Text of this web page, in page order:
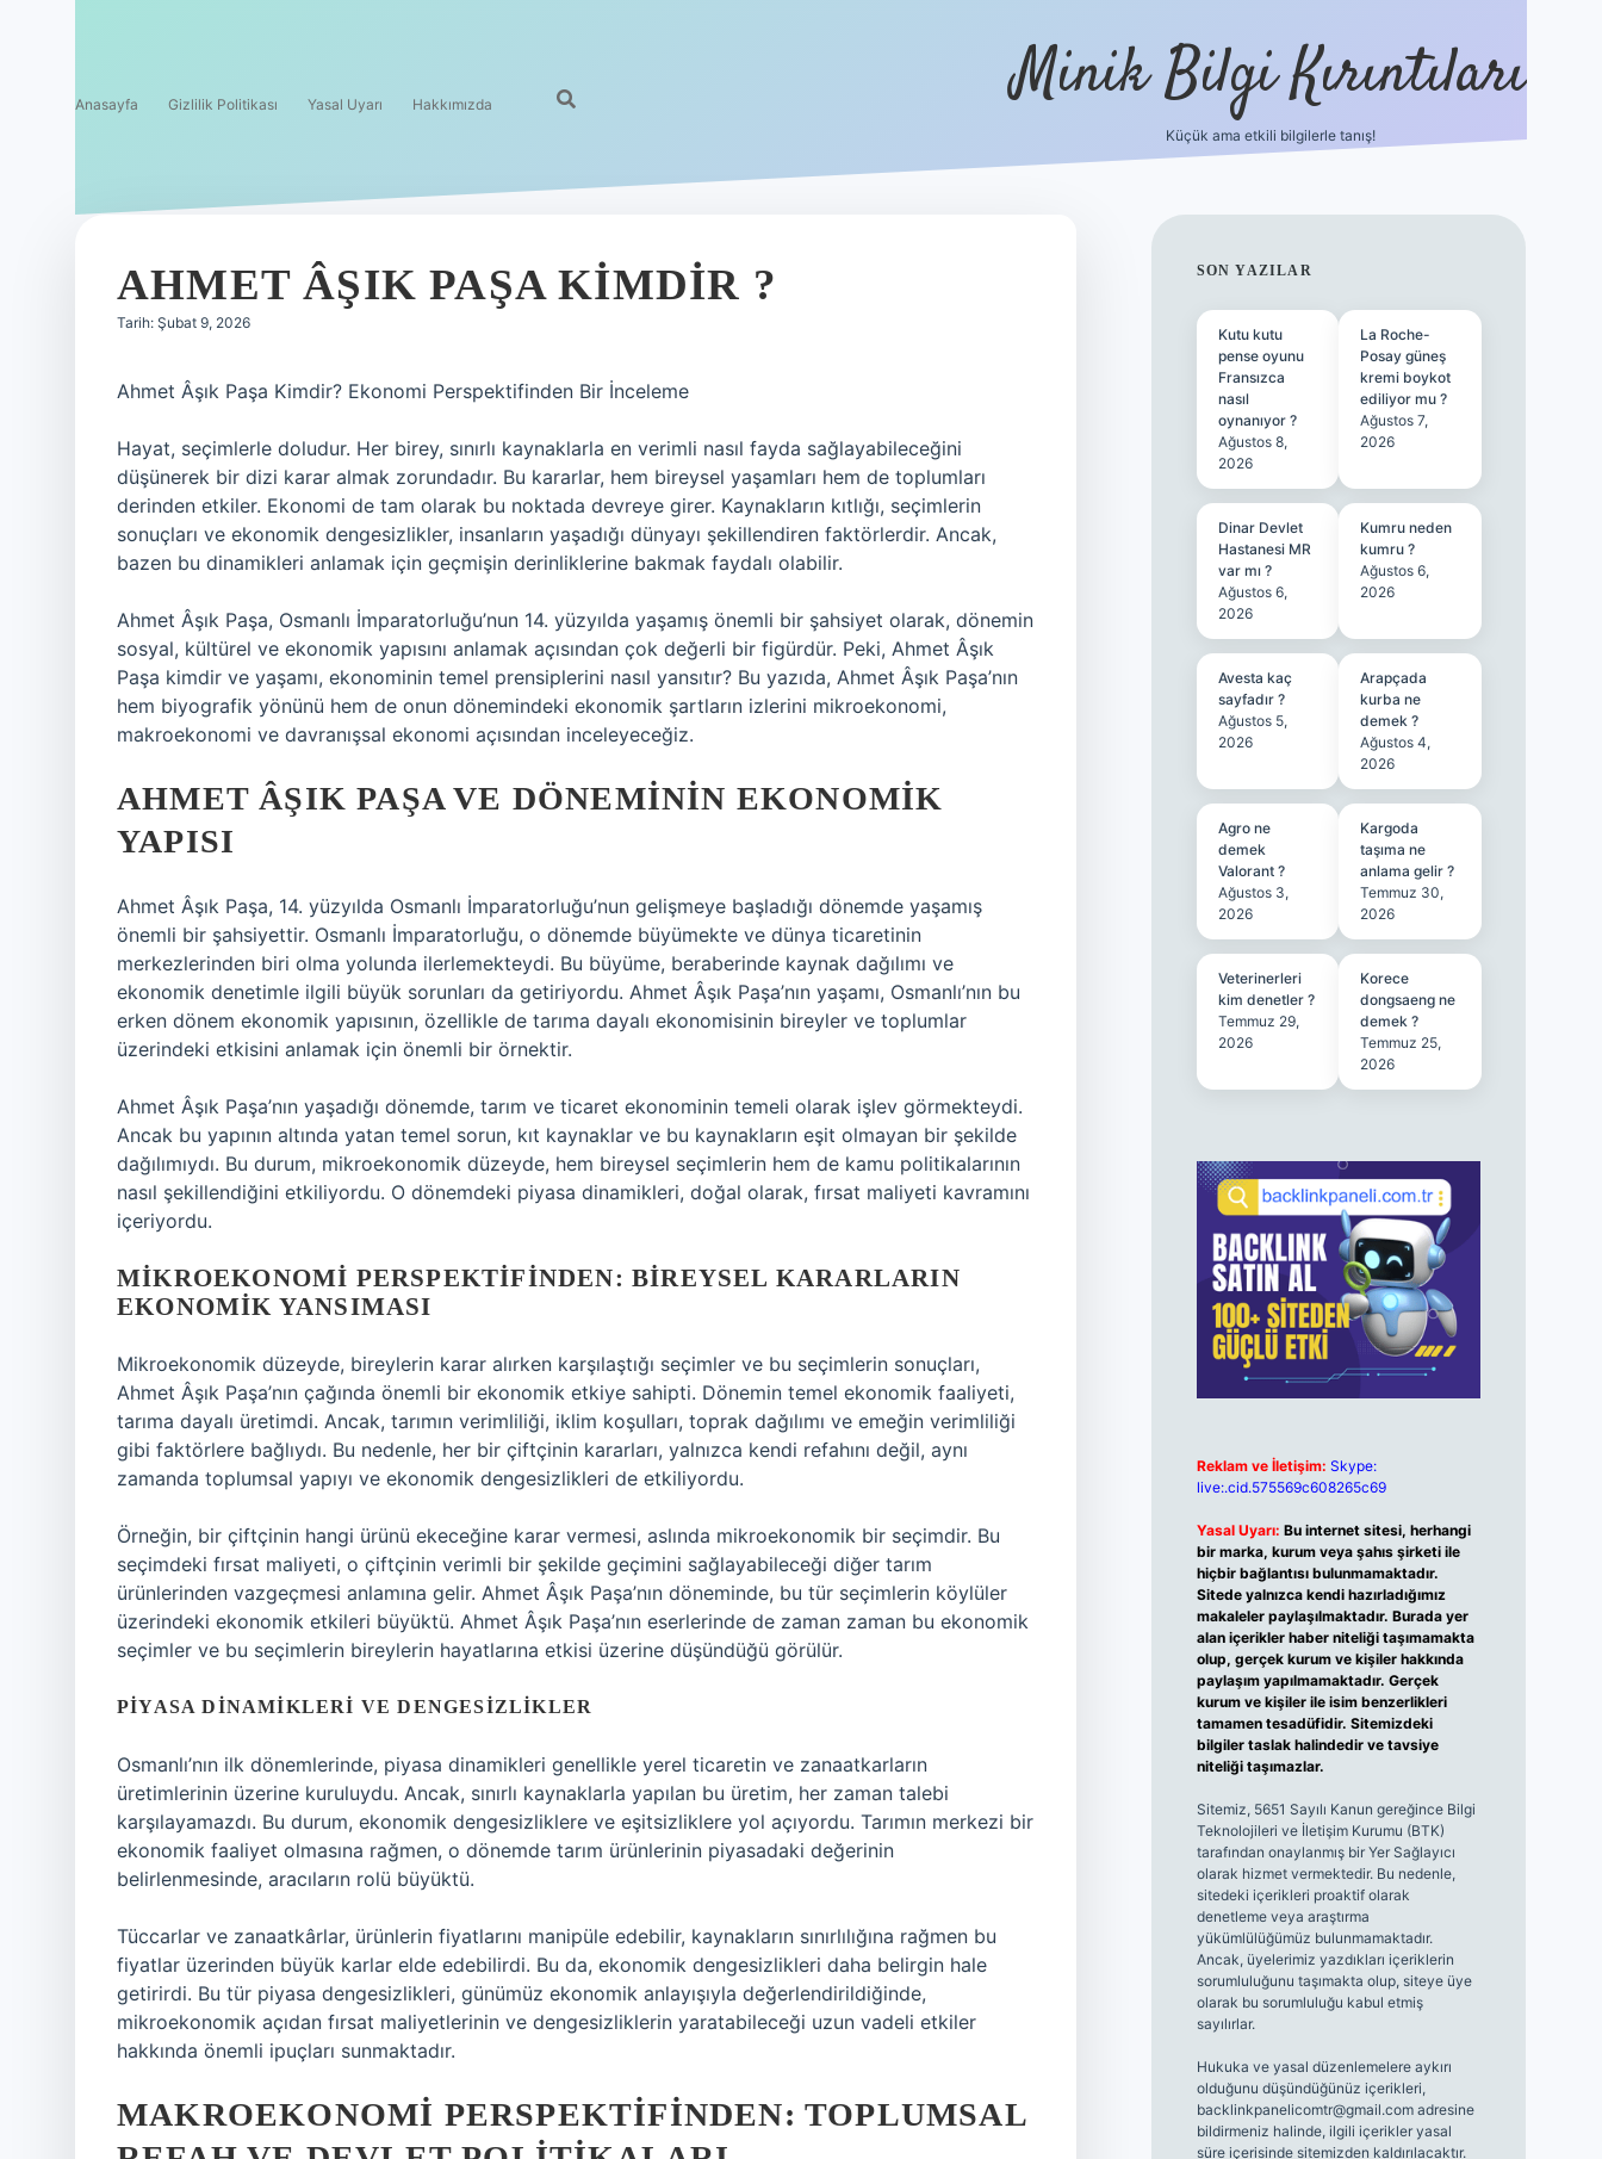
Anasayfa Gizlilik Politikası Yasal Uyarı Hakkımızda Minik Bilgi Kırıntıları
Küçük ama etkili bilgilerle tanış!
AHMET ÂŞIK PAŞA KIMDIR ?
Tarih: Şubat 9, 2026
Ahmet Âşık Paşa Kimdir? Ekonomi Perspektifinden Bir İnceleme
Hayat, seçimlerle doludur. Her birey, sınırlı kaynaklarla en verimli nasıl fayda sağlayabileceğini
düşünerek bir dizi karar almak zorundadır. Bu kararlar, hem bireysel yaşamları hem de toplumları
derinden etkiler. Ekonomi de tam olarak bu noktada devreye girer. Kaynakların kıtlığı, seçimlerin
sonuçları ve ekonomik dengesizlikler, insanların yaşadığı dünyayı şekillendiren faktörlerdir. Ancak,
bazen bu dinamikleri anlamak için geçmişin derinliklerine bakmak faydalı olabilir.
Ahmet Âşık Paşa, Osmanlı İmparatorluğu’nun 14. yüzyılda yaşamış önemli bir şahsiyet olarak, dönemin
sosyal, kültürel ve ekonomik yapısını anlamak açısından çok değerli bir figürdür. Peki, Ahmet Âşık
Paşa kimdir ve yaşamı, ekonominin temel prensiplerini nasıl yansıtır? Bu yazıda, Ahmet Âşık Paşa’nın
hem biyografik yönünü hem de onun dönemindeki ekonomik şartların izlerini mikroekonomi,
makroekonomi ve davranışsal ekonomi açısından inceleyeceğiz.
AHMET ÂŞIK PAŞA VE DÖNEMININ EKONOMIK
YAPISI
Ahmet Âşık Paşa, 14. yüzyılda Osmanlı İmparatorluğu’nun gelişmeye başladığı dönemde yaşamış
önemli bir şahsiyettir. Osmanlı İmparatorluğu, o dönemde büyümekte ve dünya ticaretinin
merkezlerinden biri olma yolunda ilerlemekteydi. Bu büyüme, beraberinde kaynak dağılımı ve
ekonomik denetimle ilgili büyük sorunları da getiriyordu. Ahmet Âşık Paşa’nın yaşamı, Osmanlı’nın bu
erken dönem ekonomik yapısının, özellikle de tarıma dayalı ekonomisinin bireyler ve toplumlar
üzerindeki etkisini anlamak için önemli bir örnektir.
Ahmet Âşık Paşa’nın yaşadığı dönemde, tarım ve ticaret ekonominin temeli olarak işlev görmekteydi.
Ancak bu yapının altında yatan temel sorun, kıt kaynaklar ve bu kaynakların eşit olmayan bir şekilde
dağılımıydı. Bu durum, mikroekonomik düzeyde, hem bireysel seçimlerin hem de kamu politikalarının
nasıl şekillendiğini etkiliyordu. O dönemdeki piyasa dinamikleri, doğal olarak, fırsat maliyeti kavramını
içeriyordu.
MIKROEKONOMI PERSPEKTIFINDEN: BIREYSEL KARARLARIN
EKONOMIK YANSIMASI
Mikroekonomik düzeyde, bireylerin karar alırken karşılaştığı seçimler ve bu seçimlerin sonuçları,
Ahmet Âşık Paşa’nın çağında önemli bir ekonomik etkiye sahipti. Dönemin temel ekonomik faaliyeti,
tarıma dayalı üretimdi. Ancak, tarımın verimliliği, iklim koşulları, toprak dağılımı ve emeğin verimliliği
gibi faktörlere bağlıydı. Bu nedenle, her bir çiftçinin kararları, yalnızca kendi refahını değil, aynı
zamanda toplumsal yapıyı ve ekonomik dengesizlikleri de etkiliyordu.
Örneğin, bir çiftçinin hangi ürünü ekeceğine karar vermesi, aslında mikroekonomik bir seçimdir. Bu
seçimdeki fırsat maliyeti, o çiftçinin verimli bir şekilde geçimini sağlayabileceği diğer tarım
ürünlerinden vazgeçmesi anlamına gelir. Ahmet Âşık Paşa’nın döneminde, bu tür seçimlerin köylüler
üzerindeki ekonomik etkileri büyüktü. Ahmet Âşık Paşa’nın eserlerinde de zaman zaman bu ekonomik
seçimler ve bu seçimlerin bireylerin hayatlarına etkisi üzerine düşündüğü görülür.
PIYASA DINAMIKLERI VE DENGESIZLIKLER
Osmanlı’nın ilk dönemlerinde, piyasa dinamikleri genellikle yerel ticaretin ve zanaatkarların
üretimlerinin üzerine kuruluydu. Ancak, sınırlı kaynaklarla yapılan bu üretim, her zaman talebi
karşılayamazdı. Bu durum, ekonomik dengesizliklere ve eşitsizliklere yol açıyordu. Tarımın merkezi bir
ekonomik faaliyet olmasına rağmen, o dönemde tarım ürünlerinin piyasadaki değerinin
belirlenmesinde, aracıların rolü büyüktü.
Tüccarlar ve zanaatkârlar, ürünlerin fiyatlarını manipüle edebilir, kaynakların sınırlılığına rağmen bu
fiyatlar üzerinden büyük karlar elde edebilirdi. Bu da, ekonomik dengesizlikleri daha belirgin hale
getirirdi. Bu tür piyasa dengesizlikleri, günümüz ekonomik anlayışıyla değerlendirildiğinde,
mikroekonomik açıdan fırsat maliyetlerinin ve dengesizliklerin yaratabileceği uzun vadeli etkiler
hakkında önemli ipuçları sunmaktadır.
MAKROEKONOMI PERSPEKTIFINDEN: TOPLUMSAL
SIDEBAR
SON YAZILAR
Kutu kutu
pense oyunu
Fransızca
nasıl
oynanıyor ?
Ağustos 8,
2026
La Roche-
Posay güneş
kremi boykot
ediliyor mu ?
Ağustos 7,
2026
Dinar Devlet
Hastanesi MR
var mı ?
Ağustos 6,
2026
Kumru neden
kumru ?
Ağustos 6,
2026
Avesta kaç
sayfadır ?
Ağustos 5,
2026
Arapçada
kurba ne
demek ?
Ağustos 4,
2026
Agro ne
demek
Valorant ?
Ağustos 3,
2026
Kargoda
taşıma ne
anlama gelir ?
Temmuz 30,
2026
Veterinerleri
kim denetler ?
Temmuz 29,
2026
Korece
dongsaeng ne
demek ?
Temmuz 25,
2026
Reklam ve İletişim: Skype:
live:.cid.575569c608265c69
Yasal Uyarı: Bu internet sitesi, herhangi
bir marka, kurum veya şahıs şirketi ile
hiçbir bağlantısı bulunmamaktadır.
Sitede yalnızca kendi hazırladığımız
makaleler paylaşılmaktadır. Burada yer
alan içerikler haber niteliği taşımamakta
olup, gerçek kurum ve kişiler hakkında
paylaşım yapılmamaktadır. Gerçek
kurum ve kişiler ile isim benzerlikleri
tamamen tesadüfidir. Sitemizdeki
bilgiler taslak halindedir ve tavsiye
niteliği taşımazlar.
Sitemiz, 5651 Sayılı Kanun gereğince Bilgi
Teknolojileri ve İletişim Kurumu (BTK)
tarafından onaylanmış bir Yer Sağlayıcı
olarak hizmet vermektedir. Bu nedenle,
sitedeki içerikleri proaktif olarak
denetleme veya araştırma
yükümlülüğümüz bulunmamaktadır.
Ancak, üyelerimiz yazdıkları içeriklerin
sorumluluğunu taşımakta olup, siteye üye
olarak bu sorumluluğu kabul etmiş
sayılırlar.
Hukuka ve yasal düzenlemelere aykırı
olduğunu düşündüğünüz içerikleri,
backlinkpanelicomtr@gmail.comadresine
bildirmeniz halinde, ilgili içerikler yasal
süre içerisinde sitemizden kaldırılacaktır.
ilbet